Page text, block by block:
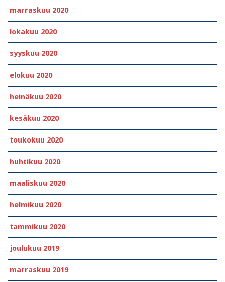
marraskuu 2020
lokakuu 2020
syyskuu 2020
elokuu 2020
heinäkuu 2020
kesäkuu 2020
toukokuu 2020
huhtikuu 2020
maaliskuu 2020
helmikuu 2020
tammikuu 2020
joulukuu 2019
marraskuu 2019